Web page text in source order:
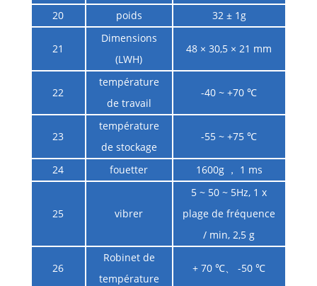
20 poids 32 ± 1g
21
Dimensions
(LWH)
48 × 30,5 × 21 mm
22
température
de travail
-40 ~ +70 ℃
23
température
de stockage
-55 ~ +75 ℃
24 fouetter 1600g ， 1 ms
25 vibrer
5 ~ 50 ~ 5Hz, 1 x
plage de fréquence
/ min, 2,5 g
26
Robinet de
température
+ 70 ℃、 -50 ℃